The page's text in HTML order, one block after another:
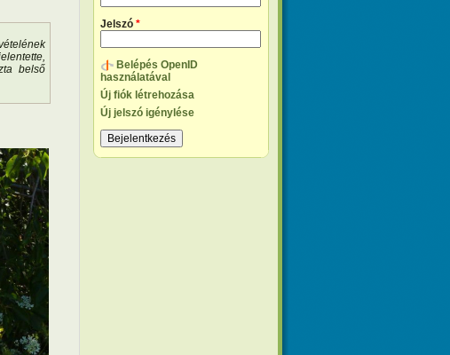
belső
Jelszó *
Belépés OpenID
használatával
Új fiók létrehozása
Új jelszó igénylése